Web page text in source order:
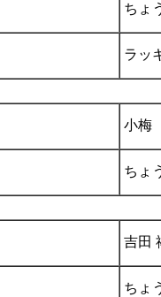
ちょ
ラッ
小梅
ちょ
吉田
ちょ